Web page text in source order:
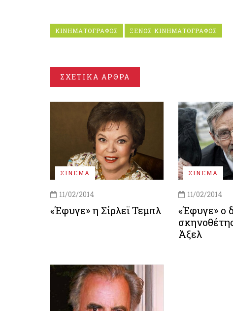
ΚΙΝΗΜΑΤΟΓΡΑΦΟΣ ΞΕΝΟΣ ΚΙΝΗΜΑΤΟΓΡΑΦΟΣ
ΣΧΕΤΙΚΑ ΑΡΘΡΑ
ΣΙΝΕΜΑ
11/02/2014
«Έφυγε» η Σίρλεϊ Τεμπλ
ΣΙΝΕΜΑ
11/02/2014
«Έφυγε» ο
Άξελ